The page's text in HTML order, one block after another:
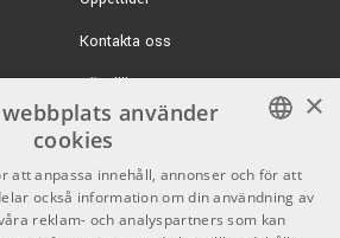
pass operation, with an optional
with phase offset and slew per
saw, reverse saw, square, and
1066512
5
The Voice
1092534
12999 kr/st
Kontakta oss
Köpvillkor
Butiken
Varumärken
GDPR & Cookies
SWEDISH
ENGLISH
×
använder
cookies
att anpassa innehåll, annonser och för att
också information om din användning av
reklam- och analyspartners som kan